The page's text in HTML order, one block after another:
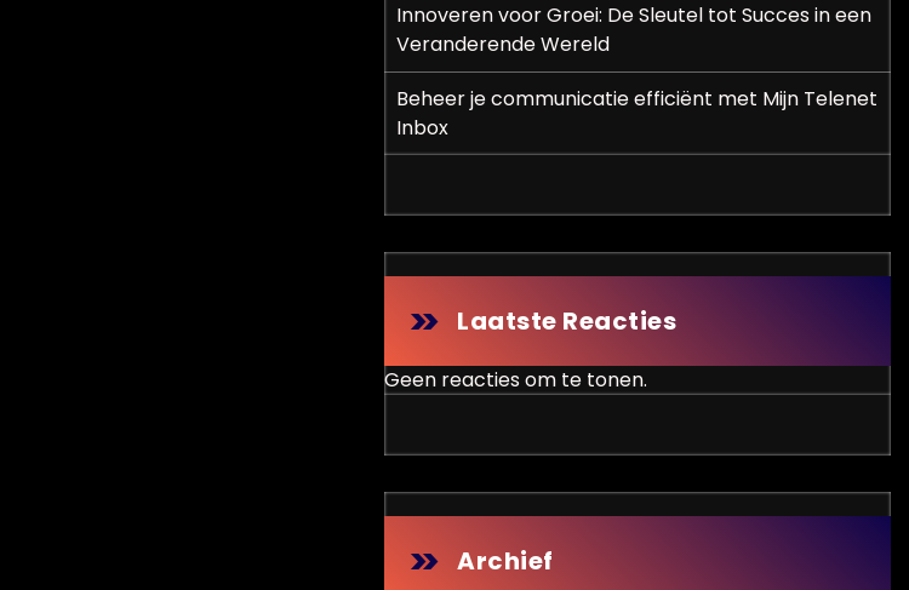
Innoveren voor Groei: De Sleutel tot Succes in een
Veranderende Wereld
Beheer je communicatie efficiënt met Mijn Telenet
Inbox
Laatste Reacties
Geen reacties om te tonen.
Archief